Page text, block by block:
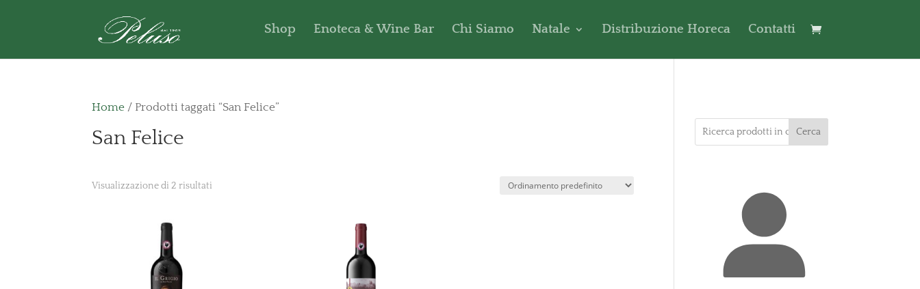
Shop Enoteca & Wine Bar Chi Siamo Natale Distribuzione Horeca Contatti
Home / Prodotti taggati “San Felice”
San Felice
Visualizzazione di 2 risultati
Cerca